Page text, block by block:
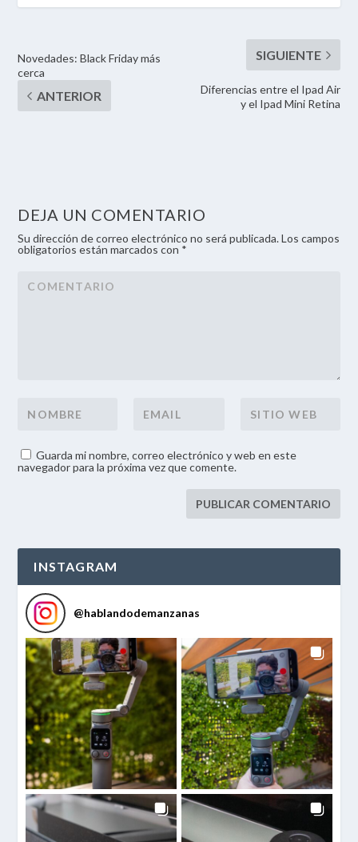
Novedades: Black Friday más
cerca
Diferencias entre el Ipad Air
y el Ipad Mini Retina
DEJA UN COMENTARIO
Su dirección de correo electrónico no será publicada. Los campos
obligatorios están marcados con *
Guarda mi nombre, correo electrónico y web en este
navegador para la próxima vez que comente.
INSTAGRAM
@hablandodemanzanas